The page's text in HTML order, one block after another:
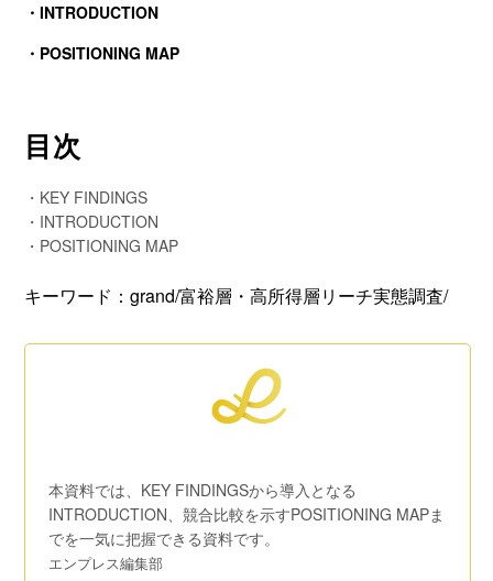
・INTRODUCTION
・POSITIONING MAP
目次
・KEY FINDINGS
・INTRODUCTION
・POSITIONING MAP
キーワード：grand/富裕層・高所得層リーチ実態調査/
本資料では、KEY FINDINGSから導入となる
INTRODUCTION、競合比較を示すPOSITIONING MAPま
でを一気に把握できる資料です。
エンプレス編集部